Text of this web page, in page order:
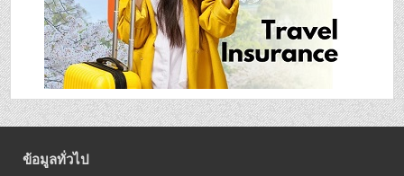
ข้อมูลทั่วไป